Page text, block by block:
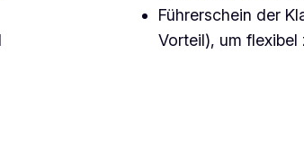
Führerschein der
Vorteil), um flexibel